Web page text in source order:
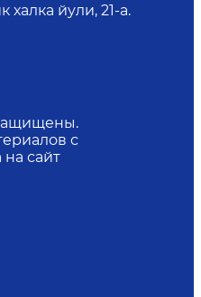
халка йули, 21-а.
с
на сайт